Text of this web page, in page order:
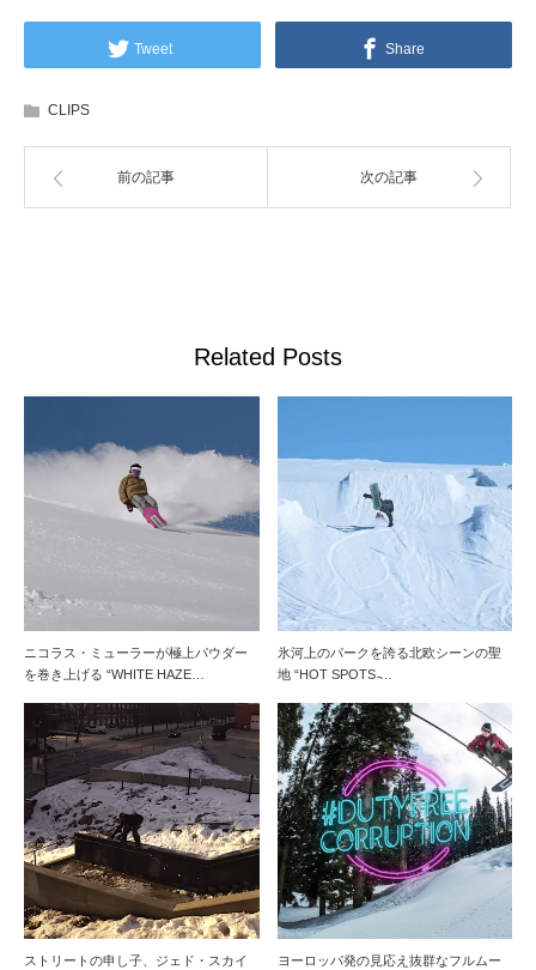
Tweet Share
CLIPS
前の記事 次の記事
Related Posts
ニコラス・ミューラーが極上パウダー
を巻き上げる “WHITE HAZE…
氷河上のパークを誇る北欧シーンの聖
地 “HOT SPOTS ̵…
ストリートの申し子、ジェド・スカイ
ヨーロッパ発の見応え抜群なフルムー